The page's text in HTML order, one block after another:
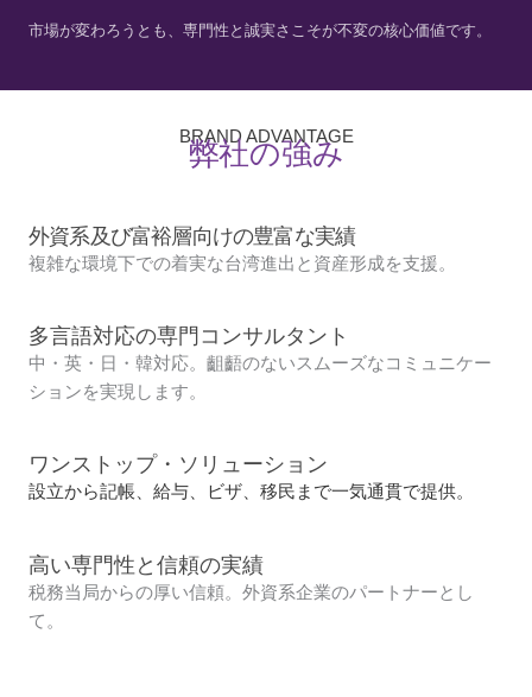
市場が変わろうとも、専門性と誠実さこそが不変の核心価値です。
BRAND ADVANTAGE
弊社の強み
外資系及び富裕層向けの豊富な実績
複雑な環境下での着実な台湾進出と資産形成を支援。
多言語対応の専門コンサルタント
中・英・日・韓対応。齟齬のないスムーズなコミュニケー
ションを実現します。
ワンストップ・ソリューション
設立から記帳、給与、ビザ、移民まで一気通貫で提供。
高い専門性と信頼の実績
税務当局からの厚い信頼。外資系企業のパートナーとし
て。